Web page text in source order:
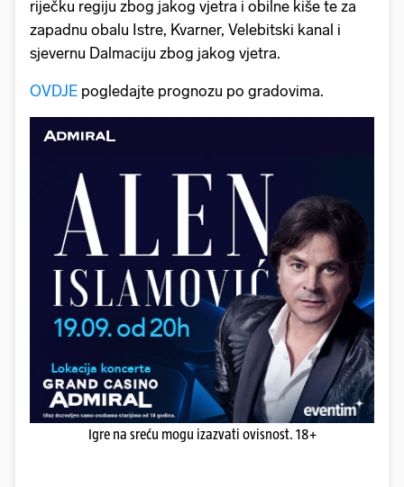
riječku regiju zbog jakog vjetra i obilne kiše te za
zapadnu obalu Istre, Kvarner, Velebitski kanal i
sjevernu Dalmaciju zbog jakog vjetra.
OVDJE pogledajte prognozu po gradovima.
Igre na sreću mogu izazvati ovisnost. 18+